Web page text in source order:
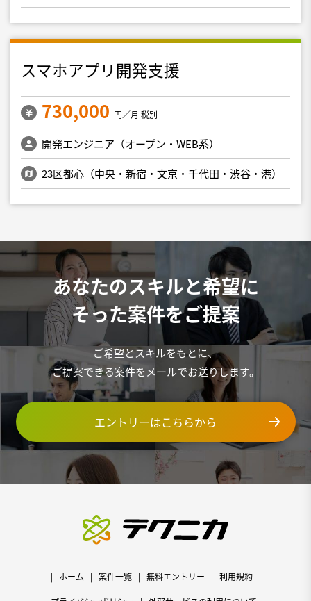
スマホアプリ開発支援
730,000 円／月 税別
開発エンジニア（オープン・WEB系）
23区都心（中央・新宿・文京・千代田・渋谷・港）
あなたのスキルと希望に
そった案件をご提案
ご希望とスキルをもとに、
ご提案できる案件をメールでお送りします。
エントリーはこちらから
ホーム 案件一覧 無料エントリー 利用規約